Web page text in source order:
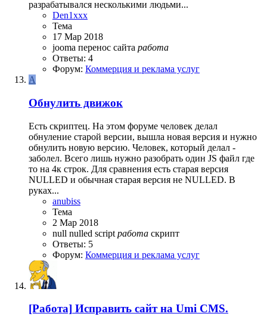
разрабатывался несколькими людьми...
Den1xxx
Тема
17 Мар 2018
jooma перенос сайта работа
Ответы: 4
Форум: Коммерция и реклама услуг
A
Обнулить движок
Есть скриптец. На этом форуме человек делал
обнуление старой версии, вышла новая версия и нужно
обнулить новую версию. Человек, который делал -
заболел. Всего лишь нужно разобрать один JS файл где
то на 4к строк. Для сравнения есть старая версия
NULLED и обычная старая версия не NULLED. В
руках...
anubiss
Тема
2 Мар 2018
null nulled script работа скрипт
Ответы: 5
Форум: Коммерция и реклама услуг
[Работа] Исправить сайт на Umi CMS.